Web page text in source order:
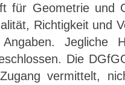
für Geometrie und
Richtigkeit und
Jegliche
Die
vermittelt,